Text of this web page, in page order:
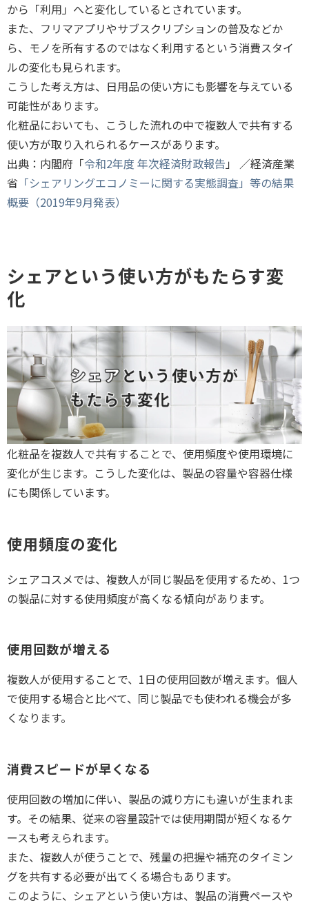
から「利用」へと変化しているとされています。
また、フリマアプリやサブスクリプションの普及などか
ら、モノを所有するのではなく利用するという消費スタイ
ルの変化も見られます。
こうした考え方は、日用品の使い方にも影響を与えている
可能性があります。
化粧品においても、こうした流れの中で複数人で共有する
使い方が取り入れられるケースがあります。
出典：内閣府「令和2年度 年次経済財政報告 」 ／経済産業
省 「シェアリングエコノミーに関する実態調査」等の結果
概要（2019年9月発表）
シェアという使い方がもたらす変
化
化粧品を複数人で共有することで、使用頻度や使用環境に
変化が生じます。こうした変化は、製品の容量や容器仕様
にも関係しています。
使用頻度の変化
シェアコスメでは、複数人が同じ製品を使用するため、1つ
の製品に対する使用頻度が高くなる傾向があります。
使用回数が増える
複数人が使用することで、1日の使用回数が増えます。個人
で使用する場合と比べて、同じ製品でも使われる機会が多
くなります。
消費スピードが早くなる
使用回数の増加に伴い、製品の減り方にも違いが生まれま
す。その結果、従来の容量設計では使用期間が短くなるケ
ースも考えられます。
また、複数人が使うことで、残量の把握や補充のタイミン
グを共有する必要が出てくる場合もあります。
このように、シェアという使い方は、製品の消費ペースや